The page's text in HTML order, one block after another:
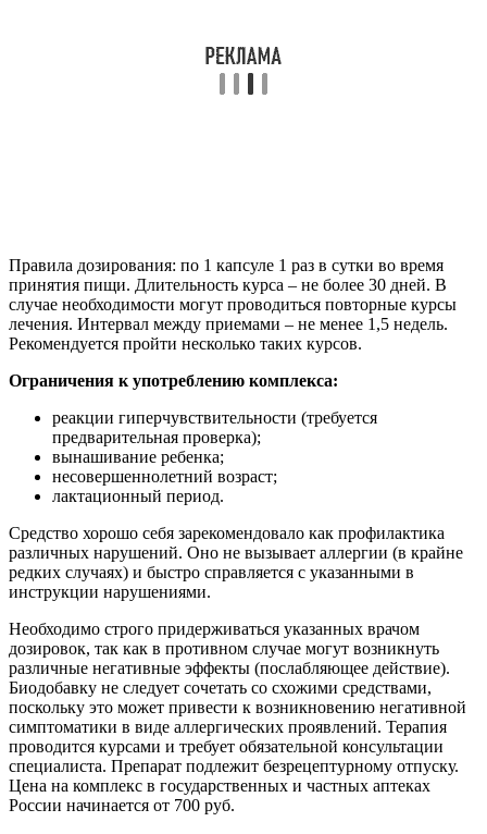
Правила дозирования: по 1 капсуле 1 раз в сутки во время
принятия пищи. Длительность курса – не более 30 дней. В
случае необходимости могут проводиться повторные курсы
лечения. Интервал между приемами – не менее 1,5 недель.
Рекомендуется пройти несколько таких курсов.
Ограничения к употреблению комплекса:
реакции гиперчувствительности (требуется
предварительная проверка);
вынашивание ребенка;
несовершеннолетний возраст;
лактационный период.
Средство хорошо себя зарекомендовало как профилактика
различных нарушений. Оно не вызывает аллергии (в крайне
редких случаях) и быстро справляется с указанными в
инструкции нарушениями.
Необходимо строго придерживаться указанных врачом
дозировок, так как в противном случае могут возникнуть
различные негативные эффекты (послабляющее действие).
Биодобавку не следует сочетать со схожими средствами,
поскольку это может привести к возникновению негативной
симптоматики в виде аллергических проявлений. Терапия
проводится курсами и требует обязательной консультации
специалиста. Препарат подлежит безрецептурному отпуску.
Цена на комплекс в государственных и частных аптеках
России начинается от 700 руб.